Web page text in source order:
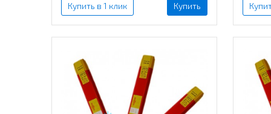
Купить в 1 клик Купить